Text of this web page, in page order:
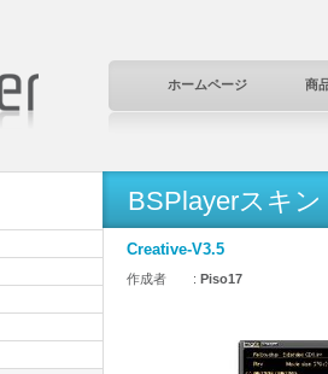
ホームページ 商
BSPlayerスキン
Creative-V3.5
作成者 : Piso17